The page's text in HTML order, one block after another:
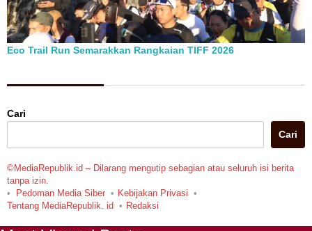
Eco Trail Run Semarakkan Rangkaian TIFF 2026
Cari
Cari
©MediaRepublik.id – Dilarang mengutip sebagian atau seluruh isi berita
tanpa izin.
Pedoman Media Siber
Kebijakan Privasi
Tentang MediaRepublik. id
Redaksi